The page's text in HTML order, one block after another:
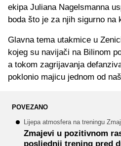
ekipa Juliana Nagelsmanna
boda što je za njih sigurno na
Glavna tema utakmice u
kojeg su navijači na Bilinom
a tokom zagrijavanja
poklonio majicu jednom od
POVEZANO
Lijepa atmosfera na treningu
Zmajevi u pozitivnom
posljednji trening pred